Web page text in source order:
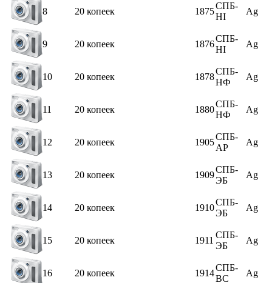
8 20 копеек 1875
СПБ-
HI
Ag
9 20 копеек 1876
СПБ-
HI
Ag
10 20 копеек 1878
СПБ-
HФ
Ag
11 20 копеек 1880
СПБ-
HФ
Ag
12 20 копеек 1905
СПБ-
AP
Ag
13 20 копеек 1909
СПБ-
ЭБ
Ag
14 20 копеек 1910
СПБ-
ЭБ
Ag
15 20 копеек 1911
СПБ-
ЭБ
Ag
16 20 копеек 1914
СПБ-
ВС
Ag